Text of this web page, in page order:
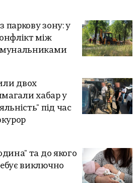
паркову зону: у
між
двох
хабар у
під час
та до якого
виключно